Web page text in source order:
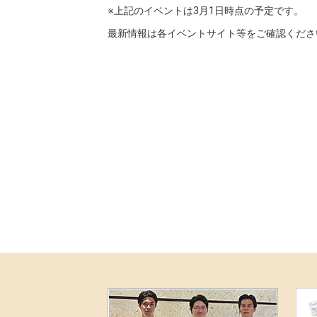
※上記のイベントは3月1日時点の予定です。
最新情報は各イベントサイト等をご確認くだ